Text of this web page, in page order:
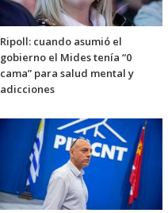
Ripoll: cuando asumió el
gobierno el Mides tenía “0
cama” para salud mental y
adicciones